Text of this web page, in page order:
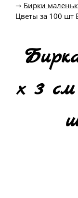
⇾ Бирки
Цветы за 100 шт
х 3 см